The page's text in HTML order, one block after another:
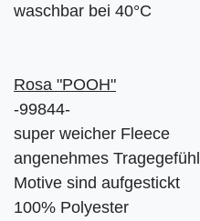
waschbar bei 40°C
Rosa "POOH"
-99844-
super weicher Fleece
angenehmes Tragegefühl
Motive sind aufgestickt
100% Polyester